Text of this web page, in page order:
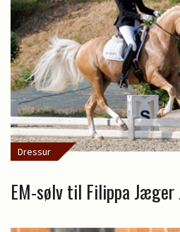
Dressur
EM-sølv til Filippa Jæger